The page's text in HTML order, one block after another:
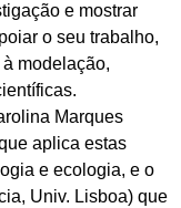
e mostrar
o seu trabalho,
modelação,
Marques
aplica estas
e ecologia, e o
Univ. Lisboa) que